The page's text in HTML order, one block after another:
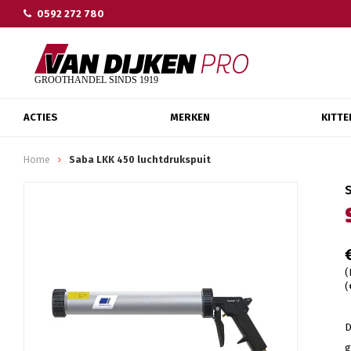
0592 272 780
ACTIES MERKEN
Home Saba LKK 450 luchtdrukspuit